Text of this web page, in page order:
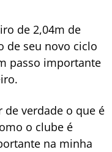
de 2,04m de
de seu novo ciclo
passo importante
de verdade o que é
o clube é
na minha